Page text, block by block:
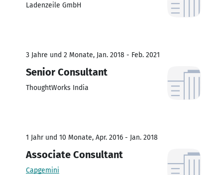
Ladenzeile GmbH
3 Jahre und 2 Monate, Jan. 2018 - Feb. 2021
Senior Consultant
ThoughtWorks India
1 Jahr und 10 Monate, Apr. 2016 - Jan. 2018
Associate Consultant
Capgemini